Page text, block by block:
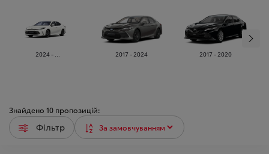
2024 - ... 2017 - 2024 2017 - 2020
Знайдено 10 пропозицій:
Фільтр